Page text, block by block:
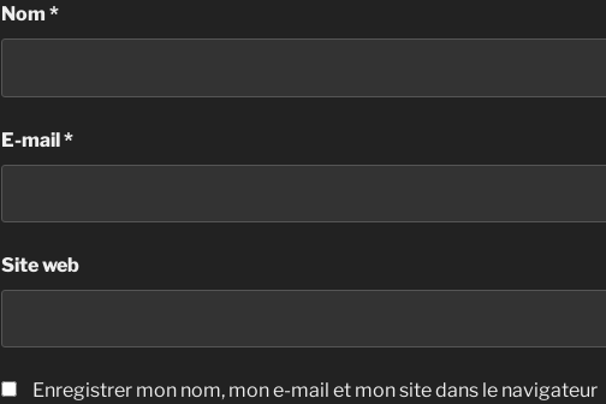
Nom *
E-mail*
Site web
Enregistrer mon nom, mon e-mail et mon site dans le navigateur